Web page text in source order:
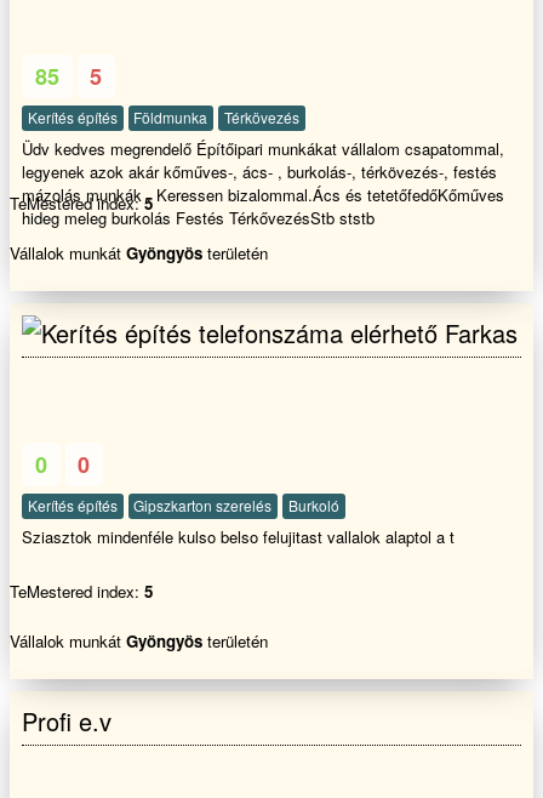
85 5
Kerítés építés Földmunka Térkövezés
Üdv kedves megrendelő Építőipari munkákat vállalom csapatommal,
legyenek azok akár kőműves-, ács- , burkolás-, térkövezés-, festés
mázolás munkák . Keressen bizalommal.Ács és tetetőfedőKőműves
hideg meleg burkolás Festés TérkővezésStb ststb
TeMestered index:5
Vállalok munkát Gyöngyös területén
Farkas
0 0
Kerítés építés Gipszkarton szerelés Burkoló
Sziasztok mindenféle kulso belso felujitast vallalok alaptol a t
TeMestered index: 5
Vállalok munkát Gyöngyös területén
Profi e.v